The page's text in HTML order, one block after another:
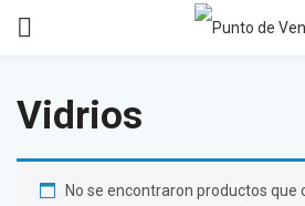
Vidrios
No se encontraron productos que